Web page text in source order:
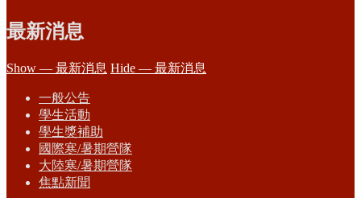
最新消息
Show — 最新消息 Hide — 最新消息
一般公告
學生活動
學生獎補助
國際寒/暑期營隊
大陸寒/暑期營隊
焦點新聞